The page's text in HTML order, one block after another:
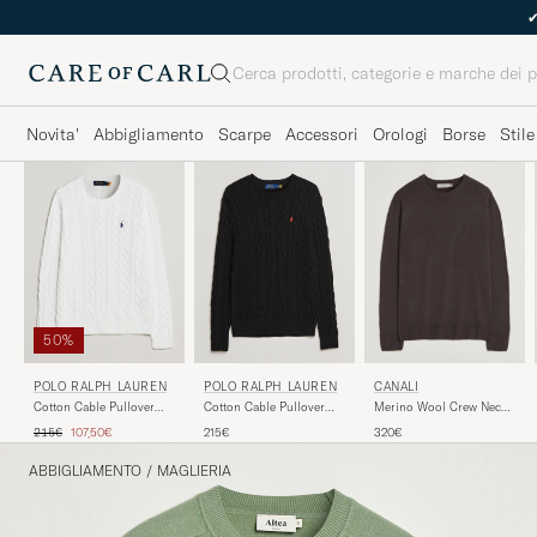
✔
Cerca
Novita' Abbigliamento Scarpe Accessori Orologi Borse
50%
POLO RALPH LAUREN
Cotton Cable Pullover
Prezzo ordinario
215€ Prezzo ridotto
107,50€
POLO RALPH LAUREN
Cotton Cable Pullover
215€
CANALI
Merino Wool Crew Neck
320€
ABBIGLIAMENTO / MAGLIERIA